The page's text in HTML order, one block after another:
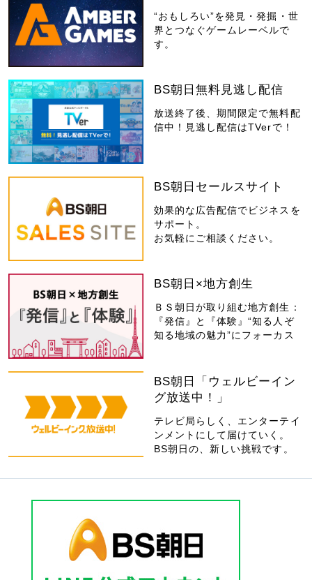
“おもしろい”を発見・発掘・世
界とつなぐゲームレーベルで
す。
BS朝日無料見逃し配信
放送終了後、期間限定で無料配
信中！見逃し配信はTVerで！
BS朝日セールスサイト
効果的な広告配信でビジネスを
サポート。
お気軽にご相談ください。
BS朝日×地方創生
ＢＳ朝日が取り組む地方創生：
『発信』と『体験』“知る人ぞ
知る地域の魅力”にフォーカス
BS朝日「ウェルビーイン
グ放送中！」
テレビ局らしく、エンターテイ
ンメントにして届けていく。
BS朝日の、新しい挑戦です。